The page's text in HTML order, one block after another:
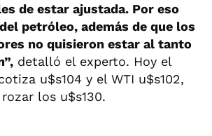
de estar ajustada. Por eso
petróleo, además de que los
no quisieron estar al tanto
detalló el experto. Hoy el
u$s104 y el WTI u$s102,
los u$s130.